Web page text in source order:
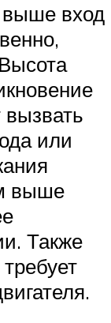
вход
или
выше
Также